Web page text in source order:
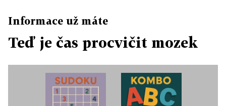
Informace už máte
Teď je čas procvičit mozek